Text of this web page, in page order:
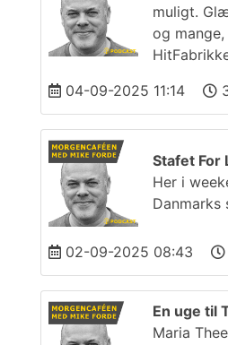
muligt.
og
04-09-2025 11:14
Stafet For
Her i
02-09-2025 08:43
En uge til
Maria